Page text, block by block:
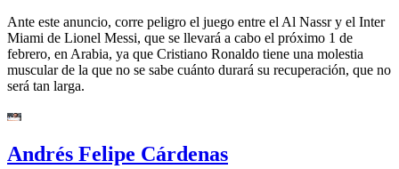
Ante este anuncio, corre peligro el juego entre el Al Nassr y el Inter
Miami de Lionel Messi, que se llevará a cabo el próximo 1 de
febrero, en Arabia, ya que Cristiano Ronaldo tiene una molestia
muscular de la que no se sabe cuánto durará su recuperación, que no
será tan larga.
Andrés Felipe Cárdenas